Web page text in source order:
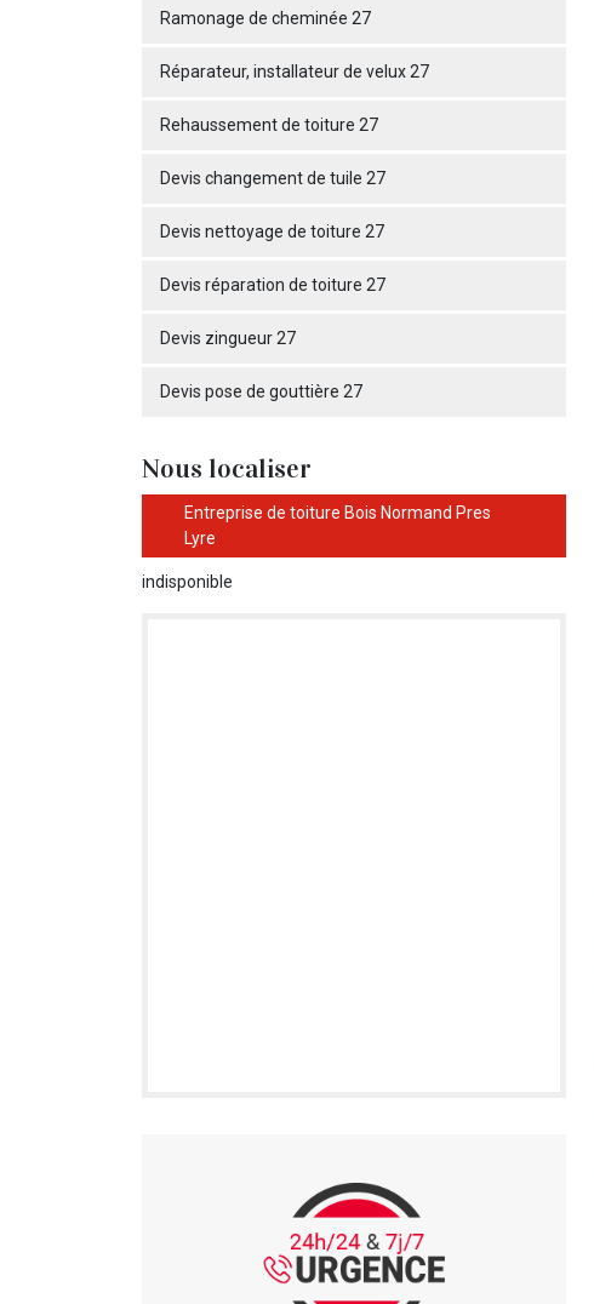
Ramonage de cheminée 27
Réparateur, installateur de velux 27
Rehaussement de toiture 27
Devis changement de tuile 27
Devis nettoyage de toiture 27
Devis réparation de toiture 27
Devis zingueur 27
Devis pose de gouttière 27
Nous localiser
Entreprise de toiture Bois Normand Pres
Lyre
indisponible